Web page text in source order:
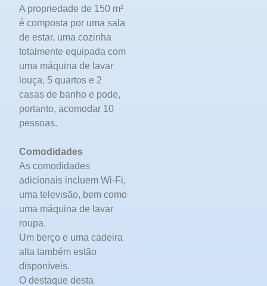
A propriedade de 150 m²
é composta por uma sala
de estar, uma cozinha
totalmente equipada com
uma máquina de lavar
louça, 5 quartos e 2
casas de banho e pode,
portanto, acomodar 10
pessoas.
Comodidades
As comodidades
adicionais incluem Wi-Fi,
uma televisão, bem como
uma máquina de lavar
roupa.
Um berço e uma cadeira
alta também estão
disponíveis.
O destaque desta